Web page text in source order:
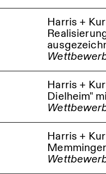
Harris +
Harris +
Dielheim"
Harris +